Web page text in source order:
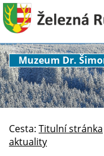
Muzeum Dr.
Cesta: Titulní stránka
aktuality